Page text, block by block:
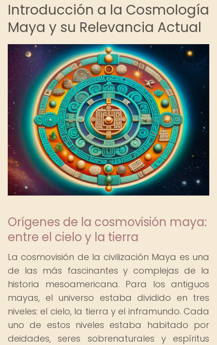
Introducción a la Cosmología
Maya y su Relevancia Actual
Orígenes de la cosmovisión maya:
entre el cielo y la tierra
La cosmovisión de la civilización Maya es una
de las más fascinantes y complejas de la
historia mesoamericana. Para los antiguos
mayas, el universo estaba dividido en tres
niveles: el cielo, la tierra y el inframundo. Cada
uno de estos niveles estaba habitado por
deidades, seres sobrenaturales y espíritus